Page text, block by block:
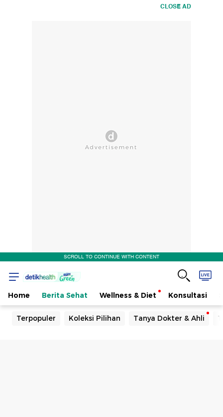
CLOSE AD
SCROLL TO CONTINUE WITH CONTENT
Home Berita Sehat Wellness & Diet Konsultasi
Terpopuler Koleksi Pilihan Tanya Dokter & Ahli